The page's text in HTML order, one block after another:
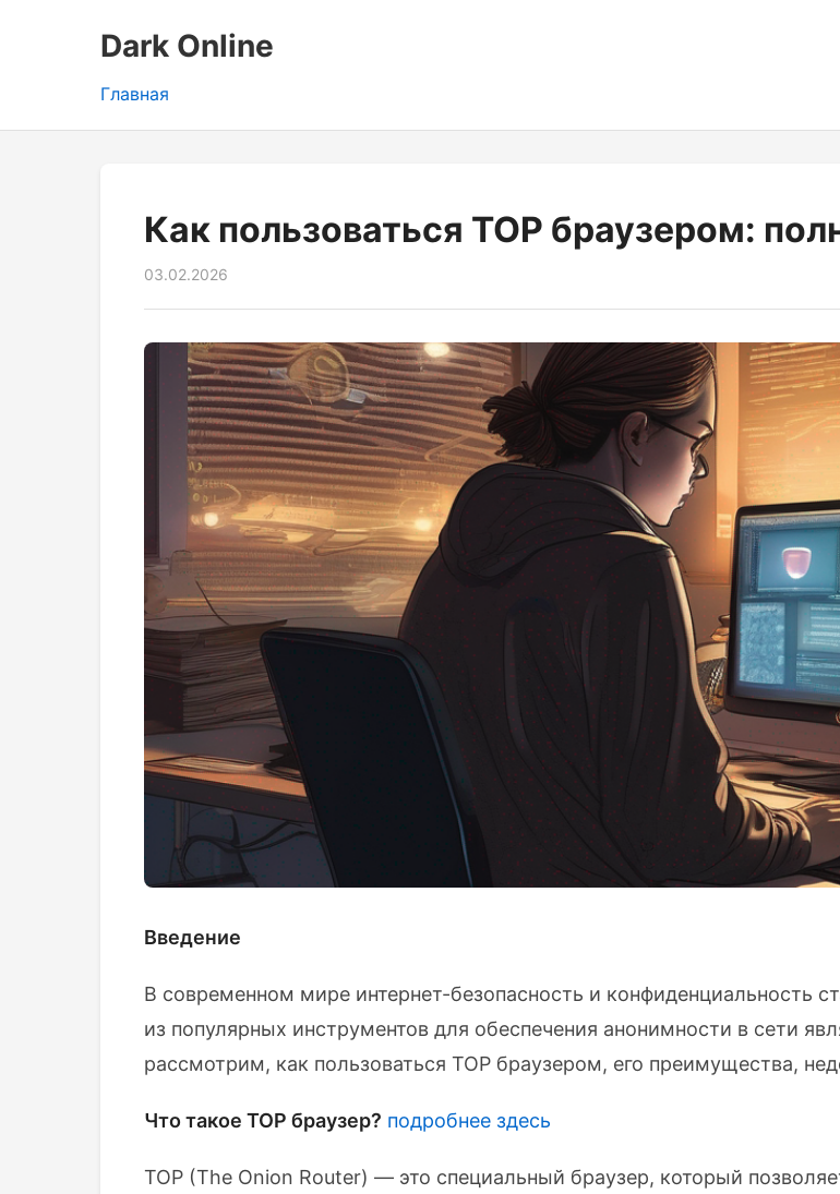
Dark Online
Главная
Как пользоваться ТОР браузером:
03.02.2026
Введение
В современном мире интернет-безопасность и конфиденциальность
из популярных инструментов для обеспечения анонимности в сети
рассмотрим, как пользоваться ТОР браузером, его преимущества,
Что такое ТОР браузер? подробнее здесь
ТОР (The Onion Router) — это специальный браузер, который